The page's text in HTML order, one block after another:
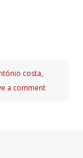
costa,
a comment